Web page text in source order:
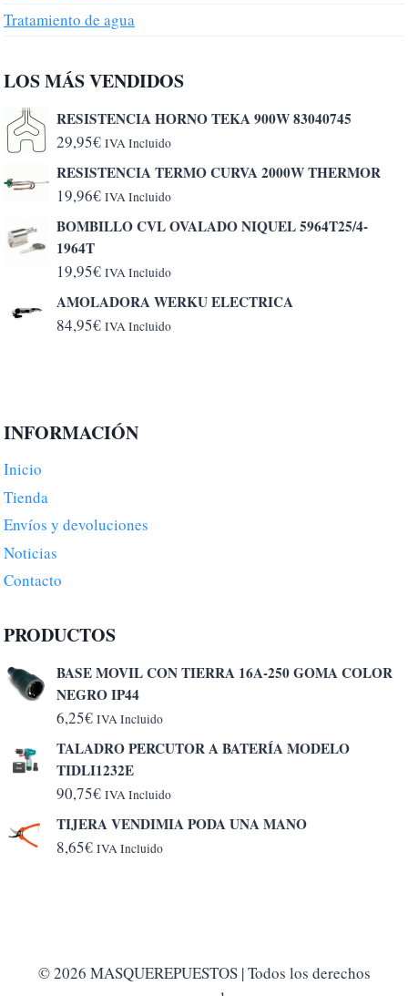
Tratamiento de agua
LOS MÁS VENDIDOS
RESISTENCIA HORNO TEKA 900W 83040745
29,95€ IVA Incluido
RESISTENCIA TERMO CURVA 2000W THERMOR
19,96€ IVA Incluido
BOMBILLO CVL OVALADO NIQUEL 5964T25/4-
1964T
19,95€ IVA Incluido
AMOLADORA WERKU ELECTRICA
84,95€ IVA Incluido
INFORMACIÓN
Inicio
Tienda
Envíos y devoluciones
Noticias
Contacto
PRODUCTOS
BASE MOVIL CON TIERRA 16A-250 GOMA COLOR
NEGRO IP44
6,25€ IVA Incluido
TALADRO PERCUTOR A BATERÍA MODELO
TIDLI1232E
90,75€ IVA Incluido
TIJERA VENDIMIA PODA UNA MANO
8,65€ IVA Incluido
© 2026 MASQUEREPUESTOS | Todos los derechos